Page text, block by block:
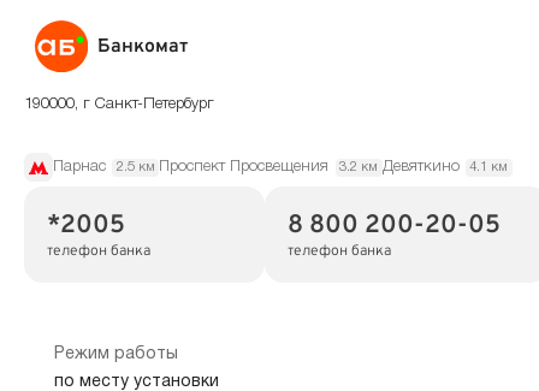
Банкомат
190000, г Санкт-Петербург
Парнас 2.5 км Проспект Просвещения 3.2 км Девяткино 4.1 км
*2005
телефон банка
8 800 200-20-05
телефон банка
Режим работы
по месту установки